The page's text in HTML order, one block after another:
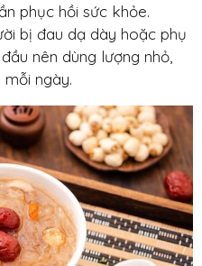
phục hồi sức khỏe.
bị đau dạ dày hoặc phụ
nên dùng lượng nhỏ,
ngày.